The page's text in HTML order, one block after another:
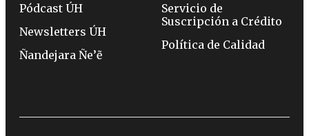
Pódcast ÚH
Newsletters ÚH
Ñandejara Ñe’ẽ
Servicio de
Suscripción a Crédito
Política de Calidad